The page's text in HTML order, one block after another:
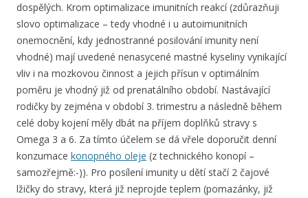
dospělých. Krom optimalizace imunitních reakcí (zdůrazňuji
slovo optimalizace – tedy vhodné i u autoimunitních
onemocnění, kdy jednostranné posilování imunity není
vhodné) mají uvedené nenasycené mastné kyseliny vynikající
vliv i na mozkovou činnost a jejich přísun v optimálním
poměru je vhodný již od prenatálního období. Nastávající
rodičky by zejména v období 3. trimestru a následně během
celé doby kojení měly dbát na příjem doplňků stravy s
Omega 3 a 6. Za tímto účelem se dá vřele doporučit denní
konzumace konopného oleje (z technického konopí –
samozřejmě:-)). Pro posílení imunity u dětí stačí 2 čajové
lžičky do stravy, která již neprojde teplem (pomazánky, již